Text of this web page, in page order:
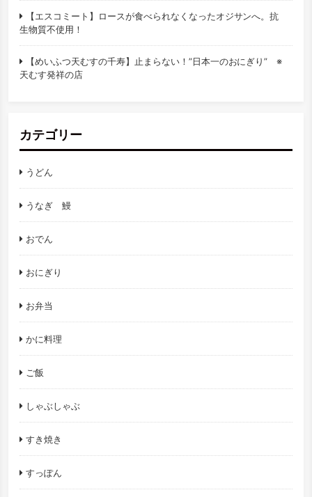
【エスコミート】ロースが食べられなくなったオジサンへ。抗
生物質不使用！
【めいふつ天むすの千寿】止まらない！”日本一のおにぎり” ※
天むす発祥の店
カテゴリー
うどん
うなぎ 鰻
おでん
おにぎり
お弁当
かに料理
ご飯
しゃぶしゃぶ
すき焼き
すっぽん